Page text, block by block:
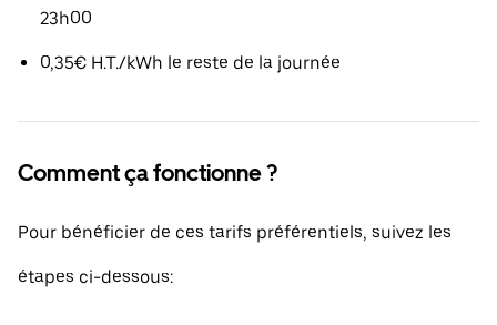
23h00
0,35€ H.T./kWh le reste de la journée
Comment ça fonctionne ?
Pour bénéficier de ces tarifs préférentiels, suivez les
étapes ci-dessous: